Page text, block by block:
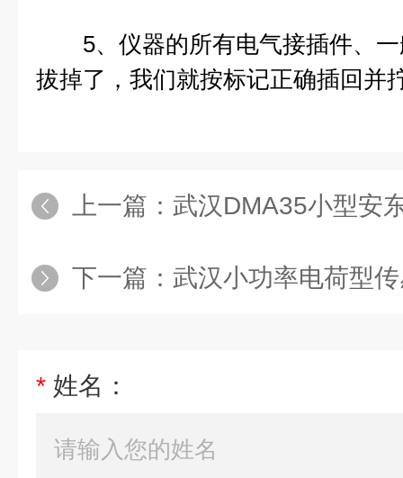
5、仪器的所有电气接插件、一
拔掉了，我们就按标记正确插回并
上一篇： 武汉DMA35小型安
下一篇： 武汉小功率电荷型
* 姓名：